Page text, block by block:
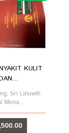
KULIT
Sri Linuwih
Mena...